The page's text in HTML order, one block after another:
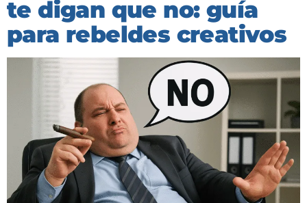
te digan que no: guía
para rebeldes creativos